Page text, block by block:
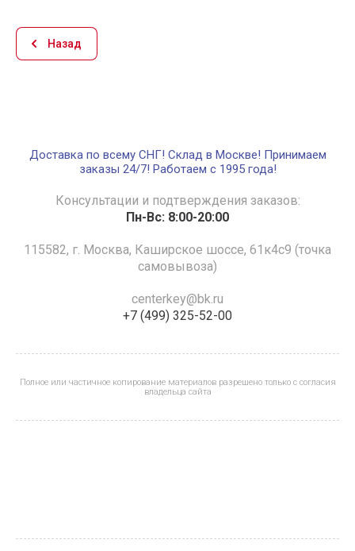
Назад
Доставка по всему СНГ! Склад в Москве! Принимаем
заказы 24/7! Работаем с 1995 года!
Консультации и подтверждения заказов:
Пн-Вс: 8:00-20:00
115582, г. Москва, Каширское шоссе, 61к4с9 (точка
самовывоза)
centerkey@bk.ru
+7 (499) 325-52-00
Полное или частичное копирование материалов разрешено только с согласия
владельца сайта